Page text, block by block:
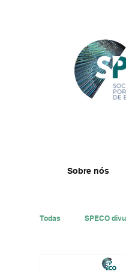
Sobre nós
Todas SPECO